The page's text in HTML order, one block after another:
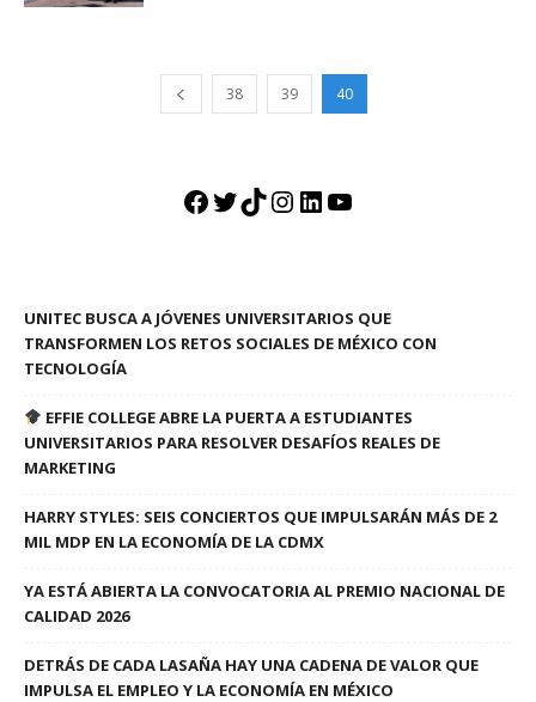
38 39 40
Facebook
Twitter
TikTok
Instagram
LinkedIn
YouTube
UNITEC BUSCA A JÓVENES UNIVERSITARIOS QUE
TRANSFORMEN LOS RETOS SOCIALES DE MÉXICO CON
TECNOLOGÍA
EFFIE COLLEGE ABRE LA PUERTA A ESTUDIANTES
UNIVERSITARIOS PARA RESOLVER DESAFÍOS REALES DE
MARKETING
HARRY STYLES: SEIS CONCIERTOS QUE IMPULSARÁN MÁS DE 2
MIL MDP EN LA ECONOMÍA DE LA CDMX
YA ESTÁ ABIERTA LA CONVOCATORIA AL PREMIO NACIONAL DE
CALIDAD 2026
DETRÁS DE CADA LASAÑA HAY UNA CADENA DE VALOR QUE
IMPULSA EL EMPLEO Y LA ECONOMÍA EN MÉXICO